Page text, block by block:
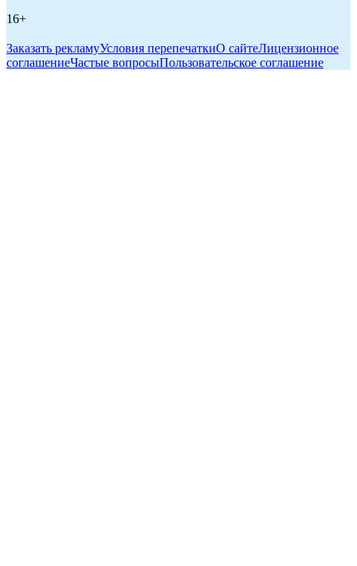
16+
Заказать рекламуУсловия перепечаткиО сайтеЛицензионное
соглашениеЧастые вопросыПользовательское соглашение